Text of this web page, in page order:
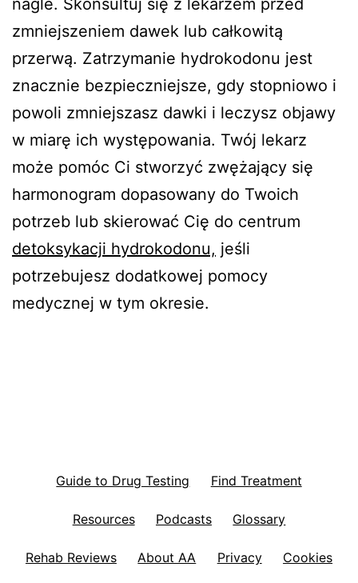
nagle. Skonsultuj się z lekarzem przed
zmniejszeniem dawek lub całkowitą
przerwą. Zatrzymanie hydrokodonu jest
znacznie bezpieczniejsze, gdy stopniowo i
powoli zmniejszasz dawki i leczysz objawy
w miarę ich występowania. Twój lekarz
może pomóc Ci stworzyć zwężający się
harmonogram dopasowany do Twoich
potrzeb lub skierować Cię do centrum
detoksykacji hydrokodonu, jeśli
potrzebujesz dodatkowej pomocy
medycznej w tym okresie.
Guide to Drug Testing Find Treatment
Resources Podcasts Glossary
Rehab Reviews About AA Privacy Cookies